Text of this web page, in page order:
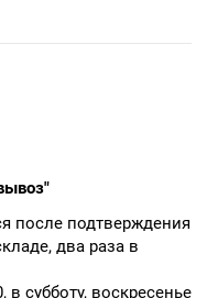
после подтверждения
два раза в
в субботу, воскресенье